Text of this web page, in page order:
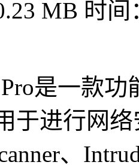
MB 时间
是一款
于进行网
、